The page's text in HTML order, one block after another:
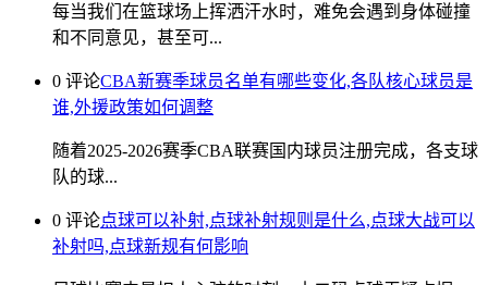
每当我们在篮球场上挥洒汗水时，难免会遇到身体碰撞
和不同意见，甚至可...
0 评论CBA新赛季球员名单有哪些变化,各队核心球员是
谁,外援政策如何调整
随着2025-2026赛季CBA联赛国内球员注册完成，各支球
队的球...
0 评论点球可以补射,点球补射规则是什么,点球大战可以
补射吗,点球新规有何影响